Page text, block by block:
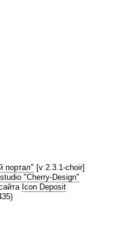
портал" [v 2.3.1-choir]
"Cherry-Design"
Icon Deposit